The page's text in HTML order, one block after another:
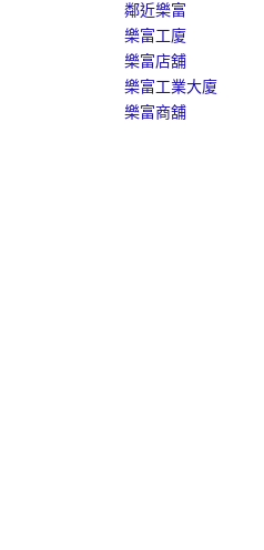
鄰近樂富
樂富工廈
樂富店舖
樂富工業大廈
樂富商舖